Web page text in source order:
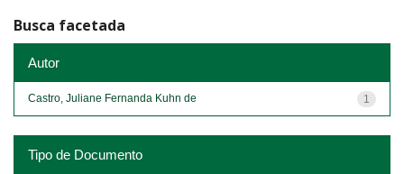
Busca facetada
Autor
1
Castro, Juliane Fernanda Kuhn de
Tipo de Documento